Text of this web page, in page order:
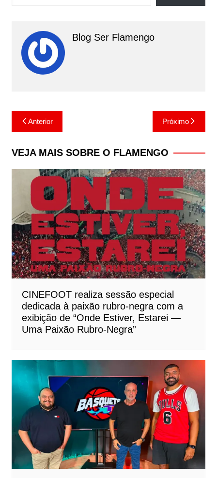
Blog Ser Flamengo
Navegação
de
Post
Anterior Próximo
VEJA MAIS SOBRE O FLAMENGO
CINEFOOT realiza sessão especial
dedicada à paixão rubro-negra com a
exibição de “Onde Estiver, Estarei —
Uma Paixão Rubro-Negra”